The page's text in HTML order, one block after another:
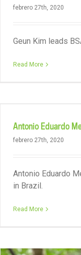
febrero 27th, 2020
Geun Kim leads
Read More
Antonio Eduardo
febrero 27th, 2020
Antonio Eduardo
in Brazil.
Read More